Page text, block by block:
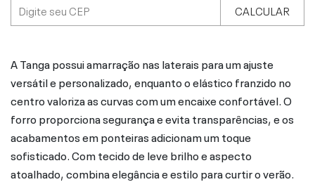
CALCULAR
A Tanga possui amarração nas laterais para um ajuste
versátil e personalizado, enquanto o elástico franzido no
centro valoriza as curvas com um encaixe confortável. O
forro proporciona segurança e evita transparências, e os
acabamentos em ponteiras adicionam um toque
sofisticado. Com tecido de leve brilho e aspecto
atoalhado, combina elegância e estilo para curtir o verão.